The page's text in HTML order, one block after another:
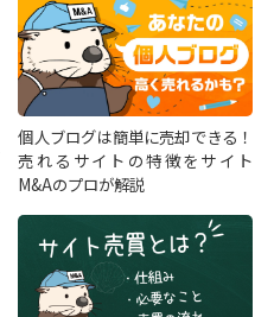
個人ブログは簡単に売却できる！
売れるサイトの特徴をサイト
M&Aのプロが解説